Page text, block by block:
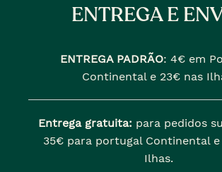
ENTREGA E
ENTREGA PADRÃO: 4€ em
Continental e 23€ nas
Entrega gratuita: para pedidos
35€ para portugal Continental
Ilhas.